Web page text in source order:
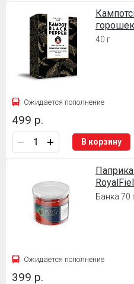
горошек
40 г
Ожидается пополнение
499 р.
В корзину
Банка 70
Ожидается пополнение
399 р.